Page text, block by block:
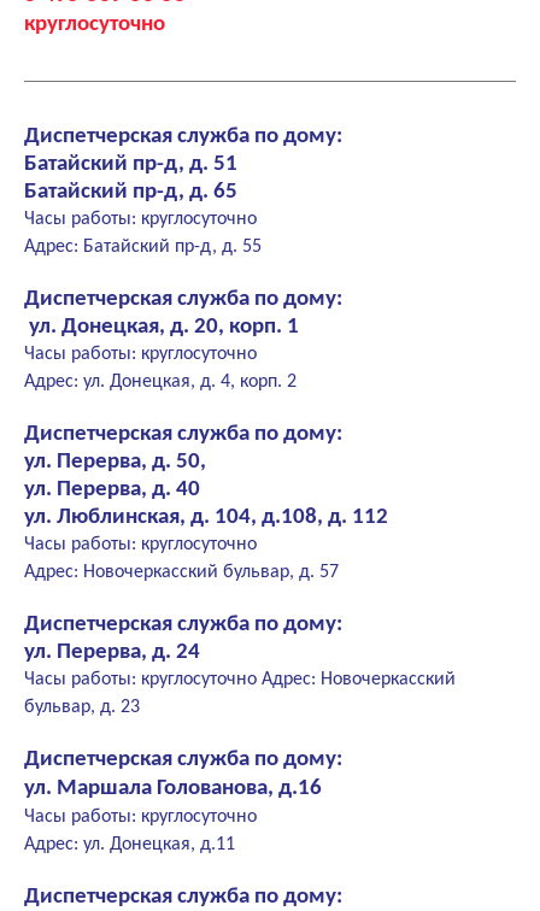
круглосуточно
Диспетчерская служба по дому:
Батайский пр-д, д. 51
Батайский пр-д, д. 65
Часы работы: круглосуточно
Адрес: Батайский пр-д, д. 55
Диспетчерская служба по дому:
ул. Донецкая, д. 20, корп. 1
Часы работы: круглосуточно
Адрес: ул. Донецкая, д. 4, корп. 2
Диспетчерская служба по дому:
ул. Перерва, д. 50,
ул. Перерва, д. 40
ул. Люблинская, д. 104, д.108, д. 112
Часы работы: круглосуточно
Адрес: Новочеркасский бульвар, д. 57
Диспетчерская служба по дому:
ул. Перерва, д. 24
Часы работы: круглосуточно Адрес: Новочеркасский
бульвар, д. 23
Диспетчерская служба по дому:
ул. Маршала Голованова, д.16
Часы работы: круглосуточно
Адрес: ул. Донецкая, д.11
Диспетчерская служба по дому: